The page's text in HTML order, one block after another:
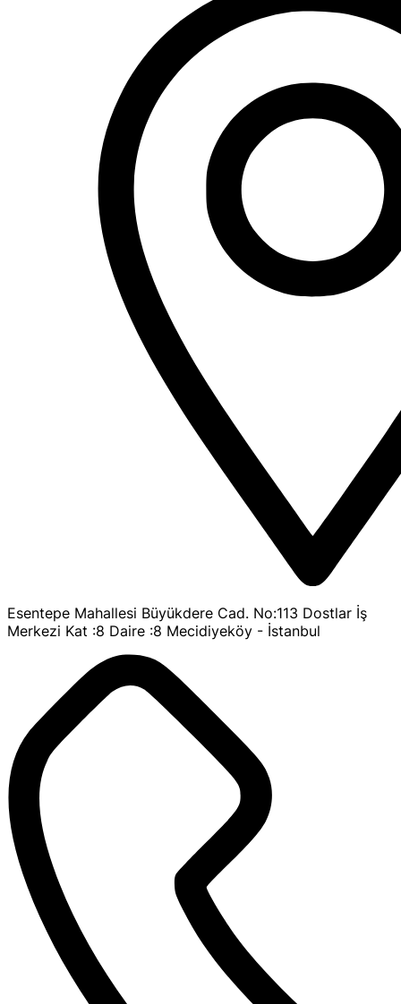
Esentepe Mahallesi Büyükdere Cad. No:113 Dostlar İş
Merkezi Kat :8 Daire :8 Mecidiyeköy - İstanbul